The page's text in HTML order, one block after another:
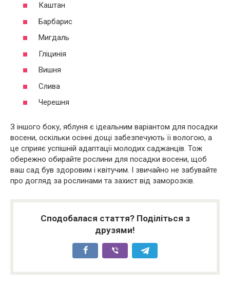
Каштан
Барбарис
Мигдаль
Гліцинія
Вишня
Слива
Черешня
З іншого боку, яблуня є ідеальним варіантом для посадки
восени, оскільки осінні дощі забезпечують її вологою, а
це сприяє успішній адаптації молодих саджанців. Тож
обережно обирайте рослини для посадки восени, щоб
ваш сад був здоровим і квітучим. І звичайно не забувайте
про догляд за рослинами та захист від заморозків.
Сподобалася стаття? Поділіться з
друзями!